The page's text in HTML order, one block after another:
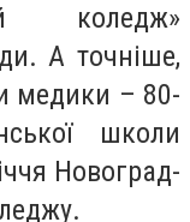
коледж»
А точніше,
медики – 80-
школи
Новоград-